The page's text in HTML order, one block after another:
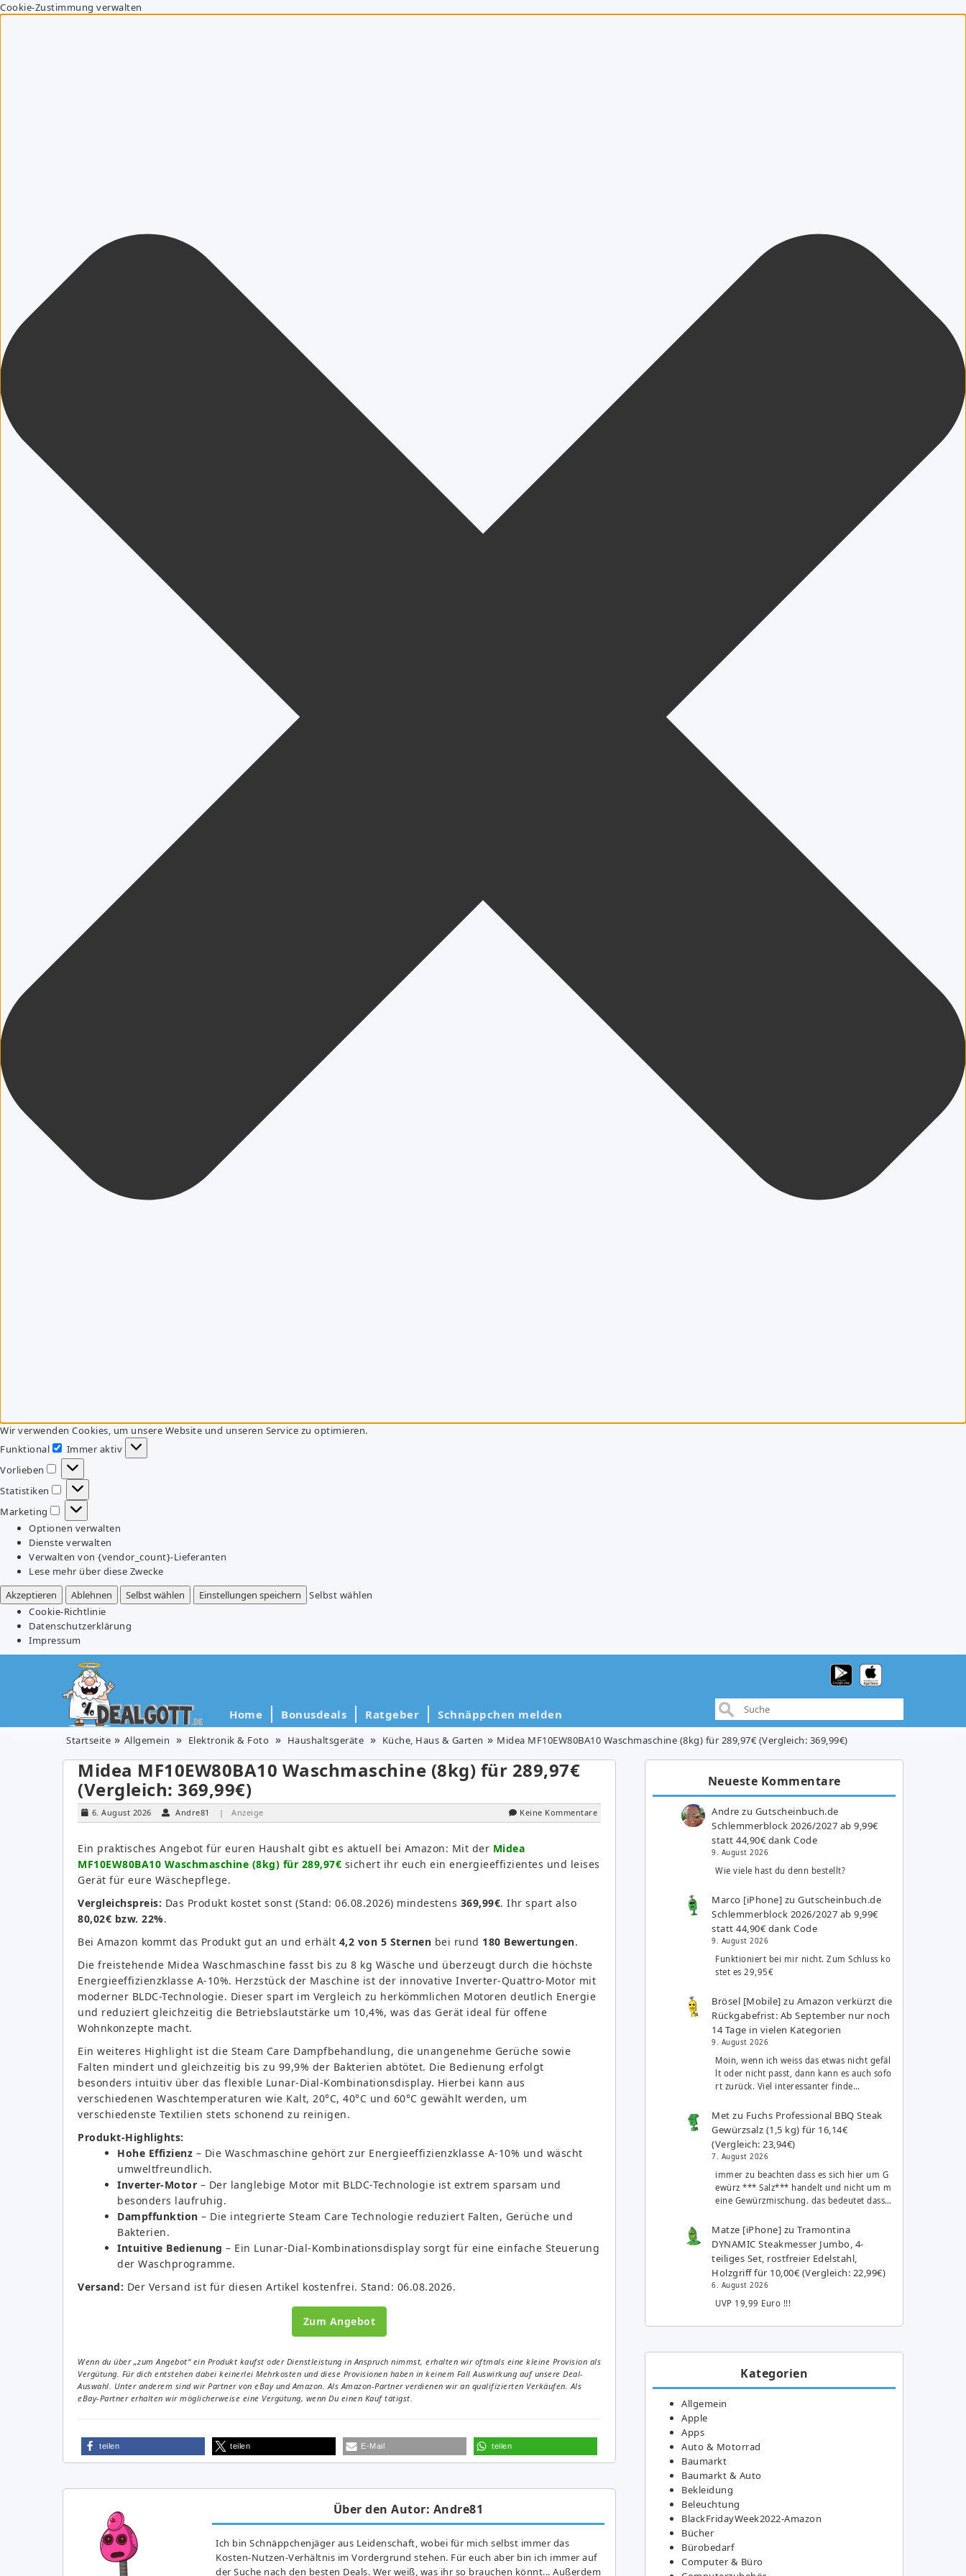
Cookie-Zustimmung verwalten
Wir verwenden Cookies, um unsere Website und unseren Service zu optimieren.
Funktional
Funktional
Immer aktiv
Vorlieben
Vorlieben
Statistiken
Statistiken
Marketing
Marketing
Optionen verwalten
Dienste verwalten
Verwalten von {vendor_count}-Lieferanten
Lese mehr über diese Zwecke
Akzeptieren
Ablehnen Selbst wählen Einstellungen speichern
Selbst wählen
Cookie-Richtlinie
Datenschutzerklärung
Impressum
Home Bonusdeals Ratgeber Schnäppchen melden
Startseite Allgemein Elektronik & Foto Haushaltsgeräte Küche, Haus & Garten Midea MF10EW80BA10 Waschmaschine (8kg) für 289,97€ (Vergleich: 369,99€)
Midea MF10EW80BA10 Waschmaschine (8kg) für 289,97€
(Vergleich: 369,99€)
6. August 2026 Andre81 | Anzeige Keine Kommentare
Ein praktisches Angebot für euren Haushalt gibt es aktuell bei Amazon: Mit der Midea
MF10EW80BA10 Waschmaschine (8kg) für 289,97€ sichert ihr euch ein energieeffizientes und leises
Gerät für eure Wäschepflege.
Vergleichspreis: Das Produkt kostet sonst (Stand: 06.08.2026) mindestens 369,99€. Ihr spart also
80,02€ bzw. 22%.
Bei Amazon kommt das Produkt gut an und erhält 4,2 von 5 Sternen bei rund 180 Bewertungen.
Die freistehende Midea Waschmaschine fasst bis zu 8 kg Wäsche und überzeugt durch die höchste
Energieeffizienzklasse A-10%. Herzstück der Maschine ist der innovative Inverter-Quattro-Motor mit
moderner BLDC-Technologie. Dieser spart im Vergleich zu herkömmlichen Motoren deutlich Energie
und reduziert gleichzeitig die Betriebslautstärke um 10,4%, was das Gerät ideal für offene
Wohnkonzepte macht.
Ein weiteres Highlight ist die Steam Care Dampfbehandlung, die unangenehme Gerüche sowie
Falten mindert und gleichzeitig bis zu 99,9% der Bakterien abtötet. Die Bedienung erfolgt
besonders intuitiv über das flexible Lunar-Dial-Kombinationsdisplay. Hierbei kann aus
verschiedenen Waschtemperaturen wie Kalt, 20°C, 40°C und 60°C gewählt werden, um
verschiedenste Textilien stets schonend zu reinigen.
Produkt-Highlights:
Hohe Effizienz – Die Waschmaschine gehört zur Energieeffizienzklasse A-10% und wäscht
umweltfreundlich.
Inverter-Motor – Der langlebige Motor mit BLDC-Technologie ist extrem sparsam und
besonders laufruhig.
Dampffunktion – Die integrierte Steam Care Technologie reduziert Falten, Gerüche und
Bakterien.
Intuitive Bedienung – Ein Lunar-Dial-Kombinationsdisplay sorgt für eine einfache Steuerung
der Waschprogramme.
Versand: Der Versand ist für diesen Artikel kostenfrei. Stand: 06.08.2026.
Zum Angebot
Wenn du über „zum Angebot“ ein Produkt kaufst oder Dienstleistung in Anspruch nimmst, erhalten wir oftmals eine kleine Provision als
Vergütung. Für dich entstehen dabei keinerlei Mehrkosten und diese Provisionen haben in keinem Fall Auswirkung auf unsere Deal-
Auswahl. Unter anderem sind wir Partner von eBay und Amazon. Als Amazon-Partner verdienen wir an qualifizierten Verkäufen. Als
eBay-Partner erhalten wir möglicherweise eine Vergütung, wenn Du einen Kauf tätigst.
teilen teilen E-Mail teilen
Über den Autor: Andre81
Ich bin Schnäppchenjäger aus Leidenschaft, wobei für mich selbst immer das
Kosten-Nutzen-Verhältnis im Vordergrund stehen. Für euch aber bin ich immer auf
der Suche nach den besten Deals. Wer weiß, was ihr so brauchen könnt... Außerdem
Neueste Kommentare
Andre zu Gutscheinbuch.de
Schlemmerblock 2026/2027 ab 9,99€
statt 44,90€ dank Code
9. August 2026
Wie viele hast du denn bestellt?
Marco [iPhone] zuGutscheinbuch.de
Schlemmerblock 2026/2027 ab 9,99€
statt 44,90€ dank Code
9. August 2026
Funktioniert bei mir nicht. Zum Schluss ko
stet es 29,95€
Brösel [Mobile] zu Amazon verkürzt die
Rückgabefrist: Ab September nur noch
14 Tage in vielen Kategorien
9. August 2026
Moin, wenn ich weiss das etwas nicht gefäl
lt oder nicht passt, dann kann es auch sofo
rt zurück. Viel interessanter finde…
Met zu Fuchs Professional BBQ Steak
Gewürzsalz (1,5 kg) für 16,14€
(Vergleich: 23,94€)
7. August 2026
immer zu beachten dass es sich hier um G
ewürz *** Salz*** handelt und nicht um m
eine Gewürzmischung. das bedeutet dass…
Matze [iPhone] zuTramontina
DYNAMIC Steakmesser Jumbo, 4-
teiliges Set, rostfreier Edelstahl,
Holzgriff für 10,00€ (Vergleich: 22,99€)
6. August 2026
UVP 19,99 Euro !!!
Kategorien
Allgemein
Apple
Apps
Auto & Motorrad
Baumarkt
Baumarkt & Auto
Bekleidung
Beleuchtung
BlackFridayWeek2022-Amazon
Bücher
Bürobedarf
Computer & Büro